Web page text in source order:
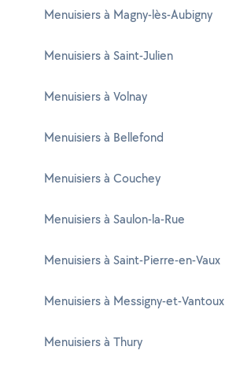
Menuisiers à Magny-lès-Aubigny
Menuisiers à Saint-Julien
Menuisiers à Volnay
Menuisiers à Bellefond
Menuisiers à Couchey
Menuisiers à Saulon-la-Rue
Menuisiers à Saint-Pierre-en-Vaux
Menuisiers à Messigny-et-Vantoux
Menuisiers à Thury